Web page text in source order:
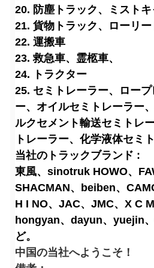
20. 防塵トラック、ミスト
21. 貨物トラック、ローリー
22. 運搬車
23. 救急車、霊柩車、
24. トラクター
25. セミトレーラー、ロー
ー、オイルセミトレーラー
ルクセメント輸送セミトレ
トレーラー、化学液体セミ
当社のトラックブランド :
東風、sinotruk HOWO、
SHACMAN、beiben、
H I NO、JAC、JMC、X C
hongyan、dayun、yuejin
ど。
中国の当社へようこそ！